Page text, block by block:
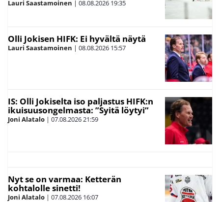
Lauri Saastamoinen | 08.08.2026 19:35
Olli Jokisen HIFK: Ei hyvältä näytä
Lauri Saastamoinen | 08.08.2026 15:57
IS: Olli Jokiselta iso paljastus HIFK:n
ikuisuusongelmasta: ”Syitä löytyi”
Joni Alatalo | 07.08.202621:59
Nyt se on varmaa: Ketterän
kohtalolle sinetti!
Joni Alatalo | 07.08.2026 16:07